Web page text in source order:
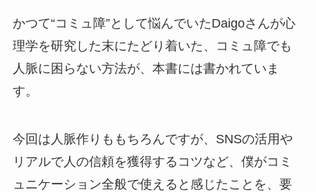
かつて“コミュ障”として悩んでいたDaigoさんが心
理学を研究した末にたどり着いた、コミュ障でも
人脈に困らない方法が、本書には書かれていま
す。
今回は人脈作りももちろんですが、SNSの活用や
リアルで人の信頼を獲得するコツなど、僕がコミ
ュニケーション全般で使えると感じたことを、要